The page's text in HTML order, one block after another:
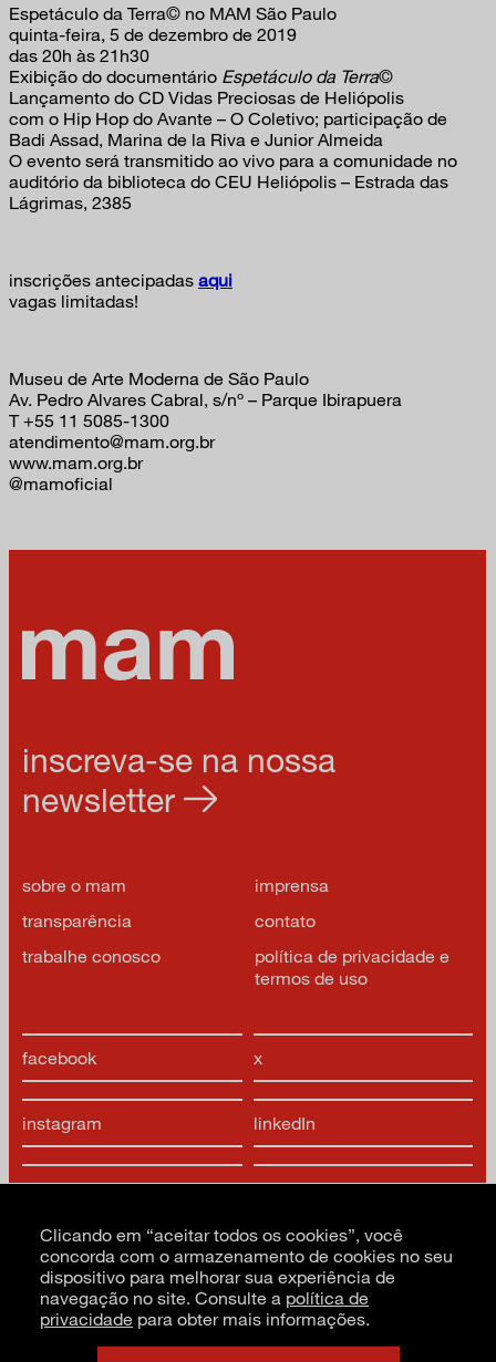
Espetáculo da Terra© no MAM São Paulo
quinta-feira, 5 de dezembro de 2019
das 20h às 21h30
Exibição do documentário Espetáculo da Terra©
Lançamento do CD Vidas Preciosas de Heliópolis
com o Hip Hop do Avante – O Coletivo; participação de
Badi Assad, Marina de la Riva e Junior Almeida
O evento será transmitido ao vivo para a comunidade no
auditório da biblioteca do CEU Heliópolis – Estrada das
Lágrimas, 2385
inscrições antecipadas aqui
vagas limitadas!
Museu de Arte Moderna de São Paulo
Av. Pedro Alvares Cabral, s/nº – Parque Ibirapuera
T +55 11 5085-1300
atendimento@mam.org.br
www.mam.org.br
@mamoficial
facebook x
instagram linkedIn
youtube google arts & culture
inscreva-se na nossa
newsletter
sobre o mam
imprensa
transparência
contato
trabalhe conosco
política de privacidade e
termos de uso
CNPJ: 62.520.218/0001-24
Clicando em “aceitar todos os cookies”, você
concorda com o armazenamento de cookies no seu
dispositivo para melhorar sua experiência de
navegação no site. Consulte a política de
privacidade para obter mais informações.